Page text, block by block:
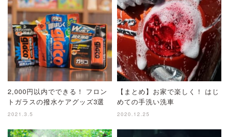
2,000円以内でできる！ フロン
トガラスの撥水ケアグッズ3選
2021.3.5
【まとめ】お家で楽しく！ はじ
めての手洗い洗車
2020.12.25